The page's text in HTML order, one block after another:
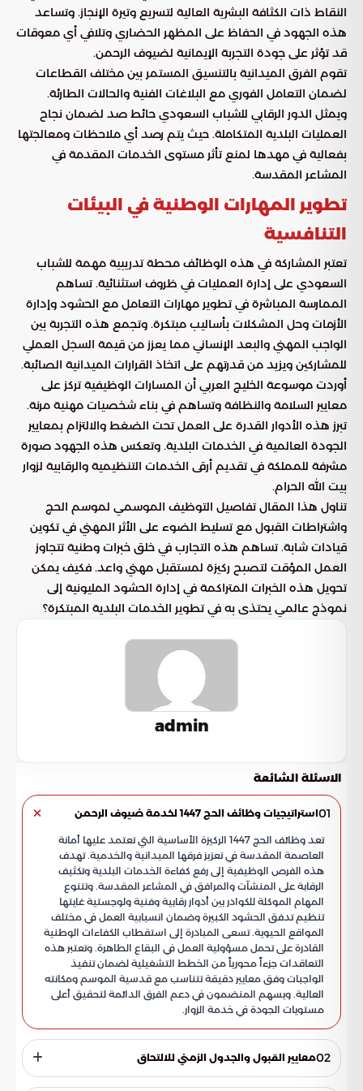
النقاط ذات الكثافة البشرية العالية لتسريع وتيرة الإنجاز. وتساعد
هذه الجهود في الحفاظ على المظهر الحضاري وتلافي أي معوقات
قد تؤثر على جودة التجربة الإيمانية لضيوف الرحمن.
تقوم الفرق الميدانية بالتنسيق المستمر بين مختلف القطاعات
لضمان التعامل الفوري مع البلاغات الفنية والحالات الطارئة.
ويمثل الدور الرقابي للشباب السعودي حائط صد لضمان نجاح
العمليات البلدية المتكاملة. حيث يتم رصد أي ملاحظات ومعالجتها
بفعالية في مهدها لمنع تأثر مستوى الخدمات المقدمة في
المشاعر المقدسة.
تطوير المهارات الوطنية في البيئات
التنافسية
تعتبر المشاركة في هذه الوظائف محطة تدريبية مهمة للشباب
السعودي على إدارة العمليات في ظروف استثنائية. تساهم
الممارسة المباشرة في تطوير مهارات التعامل مع الحشود وإدارة
الأزمات وحل المشكلات بأساليب مبتكرة. وتجمع هذه التجربة بين
الواجب المهني والبعد الإنساني مما يعزز من قيمة السجل العملي
للمشاركين ويزيد من قدرتهم على اتخاذ القرارات الميدانية الصائبة.
أوردت موسوعة الخليج العربي أن المسارات الوظيفية تركز على
معايير السلامة والنظافة وتساهم في بناء شخصيات مهنية مرنة.
تبرز هذه الأدوار القدرة على العمل تحت الضغط والالتزام بمعايير
الجودة العالمية في الخدمات البلدية. وتعكس هذه الجهود صورة
مشرفة للمملكة في تقديم أرقى الخدمات التنظيمية والرقابية لزوار
بيت الله الحرام.
تناول هذا المقال تفاصيل التوظيف الموسمي لموسم الحج
واشتراطات القبول مع تسليط الضوء على الأثر المهني في تكوين
قيادات شابة. تساهم هذه التجارب في خلق خبرات وطنية تتجاوز
العمل المؤقت لتصبح ركيزة لمستقبل مهني واعد. فكيف يمكن
تحويل هذه الخبرات المتراكمة في إدارة الحشود المليونية إلى
نموذج عالمي يحتذى به في تطوير الخدمات البلدية المبتكرة؟
admin
الاسئلة الشائعة
01استراتيجيات وظائف الحج 1447 لخدمة ضيوف الرحمن
تعد وظائف الحج 1447 الركيزة الأساسية التي تعتمد عليها أمانة
العاصمة المقدسة في تعزيز فرقها الميدانية والخدمية. تهدف
هذه الفرص الوظيفية إلى رفع كفاءة الخدمات البلدية وتكثيف
الرقابة على المنشآت والمرافق في المشاعر المقدسة. وتتنوع
المهام الموكلة للكوادر بين أدوار رقابية وفنية ولوجستية غايتها
تنظيم تدفق الحشود الكبيرة وضمان انسيابية العمل في مختلف
المواقع الحيوية. تسعى المبادرة إلى استقطاب الكفاءات الوطنية
القادرة على تحمل مسؤولية العمل في البقاع الطاهرة. وتعتبر هذه
التعاقدات جزءاً محورياً من الخطط التشغيلية لضمان تنفيذ
الواجبات وفق معايير دقيقة تتناسب مع قدسية الموسم ومكانته
العالية. ويسهم المنضمون في دعم الفرق الدائمة لتحقيق أعلى
مستويات الجودة في خدمة الزوار.
02معايير القبول والجدول الزمني للالتحاق